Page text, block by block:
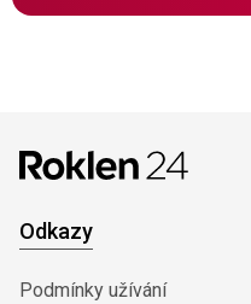
Odkazy
Podmínky užívání